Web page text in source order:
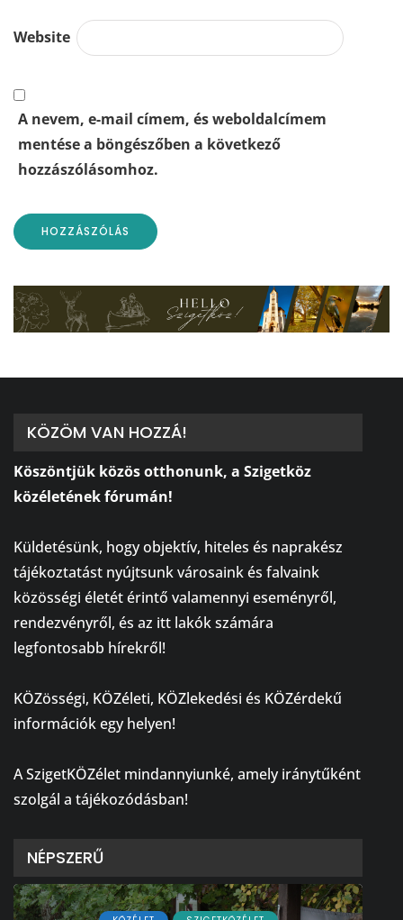
Website
A nevem, e-mail címem, és weboldalcímem
mentése a böngészőben a következő
hozzászólásomhoz.
KÖZÖM VAN HOZZÁ!
Köszöntjük közös otthonunk, a Szigetköz
közéletének fórumán!
Küldetésünk, hogy objektív, hiteles és naprakész
tájékoztatást nyújtsunk városaink és falvaink
közösségi életét érintő valamennyi eseményről,
rendezvényről, és az itt lakók számára
legfontosabb hírekről!
KÖZösségi, KÖZéleti, KÖZlekedési és KÖZérdekű
információk egy helyen!
A SzigetKÖZélet mindannyiunké, amely iránytűként
szolgál a tájékozódásban!
NÉPSZERŰ